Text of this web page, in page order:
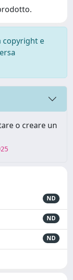
copyright e
o creare un
ND
ND
ND